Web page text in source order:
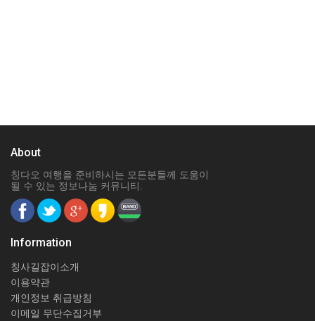
About
칭다오 여행을 준비하시는 모든분들께 도움이
될 수 있는 정보나눔 커뮤니티.
Information
칭사길잡이소개
이용약관
개인정보 취급방침
이메일 무단수집거부